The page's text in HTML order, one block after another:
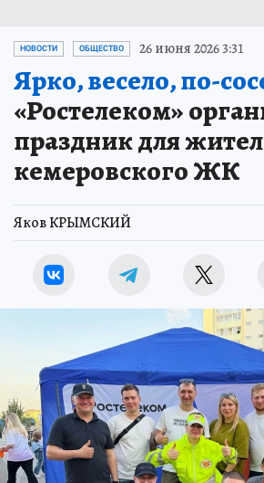
НОВОСТИ ОБЩЕСТВО 26 июня 2026 3:31
Ярко, весело, по-
«Ростелеком»
праздник для
кемеровского ЖК
Яков КРЫМСКИЙ